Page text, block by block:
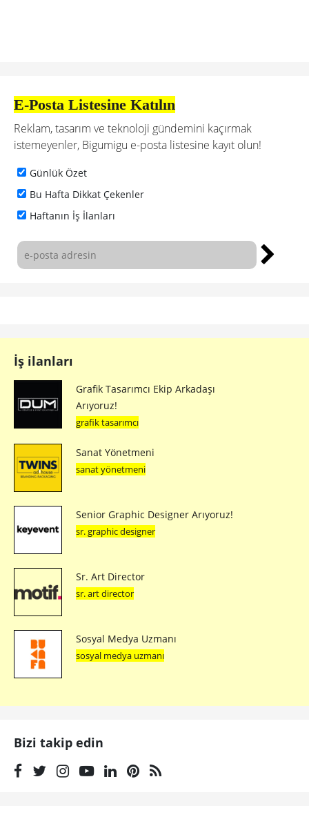
E-Posta Listesine Katılın
Reklam, tasarım ve teknoloji gündemini kaçırmak
istemeyenler, Bigumigu e-posta listesine kayıt olun!
Günlük Özet
Bu Hafta Dikkat Çekenler
Haftanın İş İlanları
İş ilanları
Grafik Tasarımcı Ekip Arkadaşı
Arıyoruz!
grafik tasarımcı
Sanat Yönetmeni
sanat yönetmeni
Senior Graphic Designer Arıyoruz!
sr. graphic designer
Sr. Art Director
sr. art director
Sosyal Medya Uzmanı
sosyal medya uzmanı
Bizi takip edin